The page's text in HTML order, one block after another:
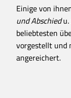
Einige von
und Abschiedu.
beliebtesten
vorgestellt und
angereichert.